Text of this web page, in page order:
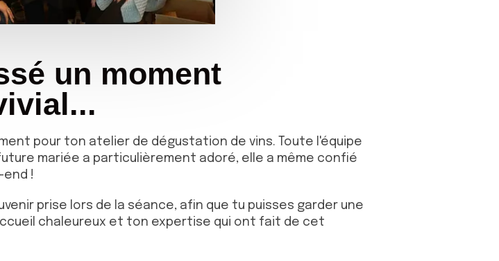
un moment
pour ton atelier de dégustation de vins. Toute l'équipe
mariée a particulièrement adoré, elle a même confié
!
prise lors de la séance, afin que tu puisses garder une
chaleureux et ton expertise qui ont fait de cet